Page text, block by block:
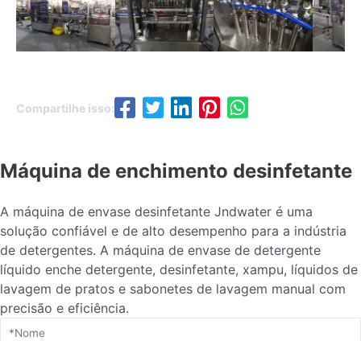
Compartilhe isso:
Máquina de enchimento desinfetante
A máquina de envase desinfetante Jndwater é uma
solução confiável e de alto desempenho para a indústria
de detergentes. A máquina de envase de detergente
líquido enche detergente, desinfetante, xampu, líquidos de
lavagem de pratos e sabonetes de lavagem manual com
precisão e eficiência.